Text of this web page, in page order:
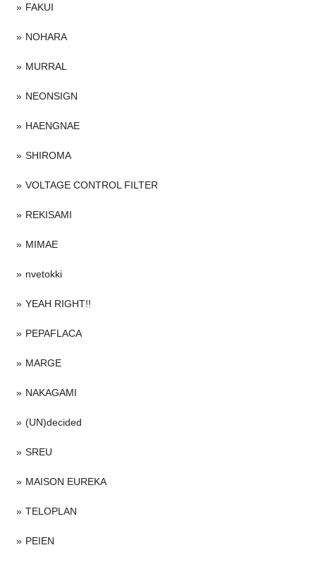
FAKUI
NOHARA
MURRAL
NEONSIGN
HAENGNAE
SHIROMA
VOLTAGE CONTROL FILTER
REKISAMI
MIMAE
nvetokki
YEAH RIGHT!!
PEPAFLACA
MARGE
NAKAGAMI
(UN)decided
SREU
MAISON EUREKA
TELOPLAN
PEIEN